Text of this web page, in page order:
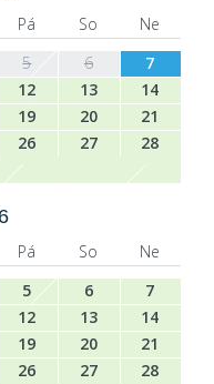
Pá So
Ne
5 6
7
12 13
14
19 20
21
26 27
28
Pá So
Ne
5 6
7
12 13
14
19 20
21
26 27
28